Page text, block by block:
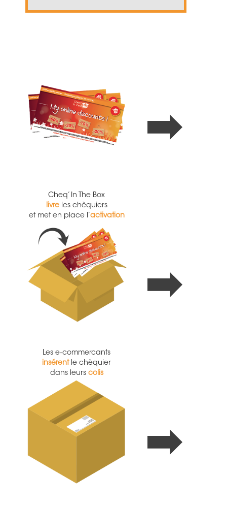
Cheq’ In The Box
livreles chèquiers
et met en place l’ activation
Les e­‐commercants
insérentle chèquier
dans leurs colis